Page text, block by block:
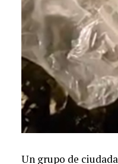
Un grupo de